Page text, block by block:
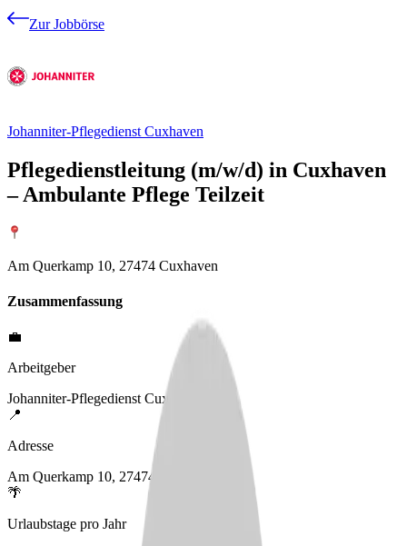
Zur Jobbörse
Johanniter-Pflegedienst Cuxhaven
Pflegedienstleitung (m/w/d) in Cuxhaven
– Ambulante Pflege Teilzeit
Am Querkamp 10, 27474 Cuxhaven
Zusammenfassung
💼
Arbeitgeber
Johanniter-Pflegedienst Cuxhaven
📍
Adresse
Am Querkamp 10, 27474 Cuxhaven
🌴
Urlaubstage pro Jahr